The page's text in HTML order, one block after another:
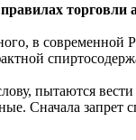
правилах торговли
в
пытаются
Сначала